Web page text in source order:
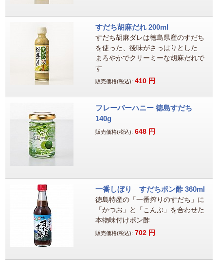
すだち胡麻だれ 200ml
すだち胡麻ダレは徳島県産のすだち
を使った、後味がさっぱりとした
まろやかでクリーミーな胡麻だれで
す
販売価格(税込): 410 円
フレーバーハニー 徳島すだち
140g
販売価格(税込): 648 円
一番しぼり すだちポン酢 360ml
徳島特産の「一番搾りのすだち」に
「かつお」と「こんぶ」を合わせた
本物味付けポン酢
販売価格(税込): 702 円